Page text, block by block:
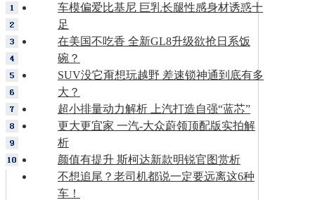
车模偏爱比基尼 巨乳长腿性感身材诱惑十
足
在美国不吃香 全新GL8升级欲抢日系饭
碗？
SUV没它甭想玩越野 差速锁神通到底有多
大？
超小排量动力解析 上汽打造自强“蓝芯”
更大更宜家 一汽-大众蔚领顶配版实拍解
析
颜值有提升 斯柯达新款明锐官图赏析
不想追尾？老司机都说一定要远离这6种
车！